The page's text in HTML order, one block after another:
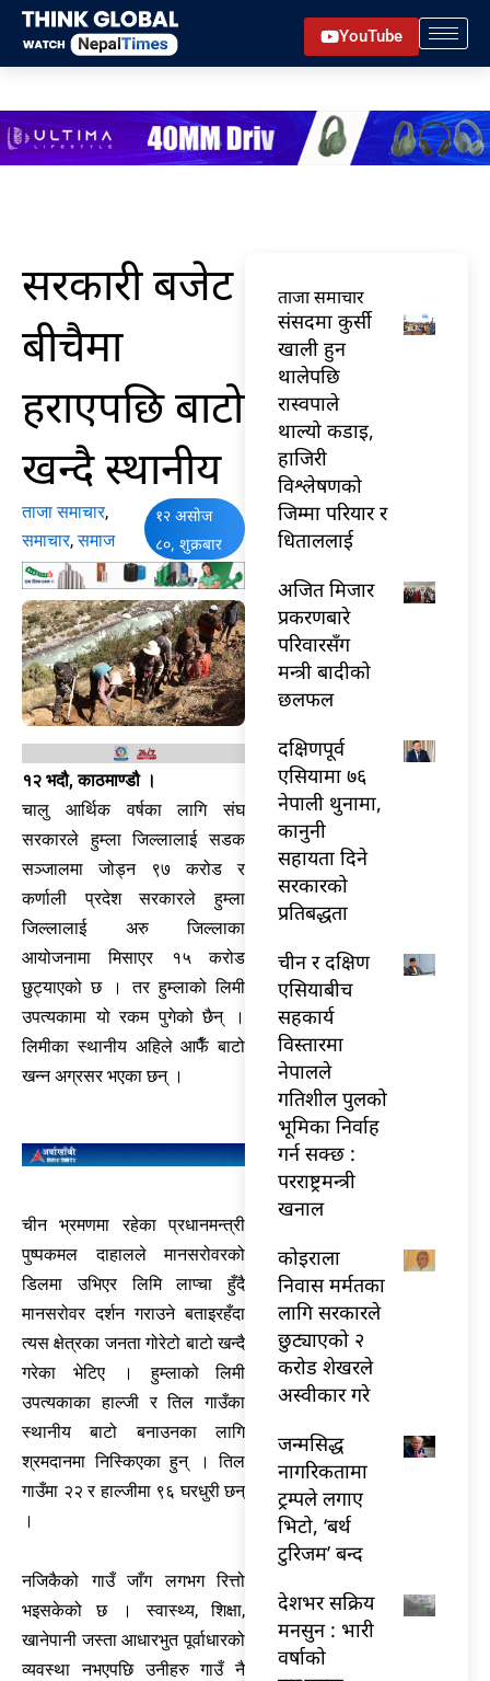
Skip
content
YouTube
सरकारी बजेट
बीचैमा
हराएपछि बाटो
खन्दै स्थानीय
ताजा समाचार,
समाचार,समाज
१२ असोज
८०, शुक्रबार
१२ भदौ, काठमाण्डौ ।
चालु आर्थिक वर्षका लागि संघ
सरकारले हुम्ला जिल्लालाई सडक
सञ्जालमा जोड्न ९७ करोड र
कर्णाली प्रदेश सरकारले हुम्ला
जिल्लालाई अरु जिल्लाका
आयोजनामा मिसाएर १५ करोड
छुट्याएको छ । तर हुम्लाको लिमी
उपत्यकामा यो रकम पुगेको छैन् ।
लिमीका स्थानीय अहिले आफैँ बाटो
खन्न अग्रसर भएका छन् ।
चीन भ्रमणमा रहेका प्रधानमन्त्री
पुष्पकमल दाहालले मानसरोवरको
डिलमा उभिएर लिमि लाप्चा हुँदै
मानसरोवर दर्शन गराउने बताइरहँदा
त्यस क्षेत्रका जनता गोरेटो बाटो खन्दै
गरेका भेटिए । हुम्लाको लिमी
उपत्यकाका हाल्जी र तिल गाउँका
स्थानीय बाटो बनाउनका लागि
श्रमदानमा निस्किएका हुन् । तिल
गाउँमा २२ र हाल्जीमा ९६ घरधुरी छन्
।
नजिकैको गाउँ जाँग लगभग रित्तो
भइसकेको छ । स्वास्थ्य, शिक्षा,
खानेपानी जस्ता आधारभुत पूर्वाधारको
व्यवस्था नभएपछि उनीहरु गाउँ नै
ताजा समाचार
संसदमा कुर्सी
खाली हुन
थालेपछि
रास्वपाले
थाल्यो कडाइ,
हाजिरी
विश्लेषणको
जिम्मा परियार र
धिताललाई
अजित मिजार
प्रकरणबारे
परिवारसँग
मन्त्री बादीको
छलफल
दक्षिणपूर्व
एसियामा ७६
नेपाली थुनामा,
कानुनी
सहायता दिने
सरकारको
प्रतिबद्धता
चीन र दक्षिण
एसियाबीच
सहकार्य
विस्तारमा
नेपालले
गतिशील पुलको
भूमिका निर्वाह
गर्न सक्छ :
परराष्ट्रमन्त्री
खनाल
कोइराला
निवास मर्मतका
लागि सरकारले
छुट्याएको २
करोड शेखरले
अस्वीकार गरे
जन्मसिद्ध
नागरिकतामा
ट्रम्पले लगाए
भिटो, ‘बर्थ
टुरिजम’ बन्द
देशभर सक्रिय
मनसुन : भारी
वर्षाको